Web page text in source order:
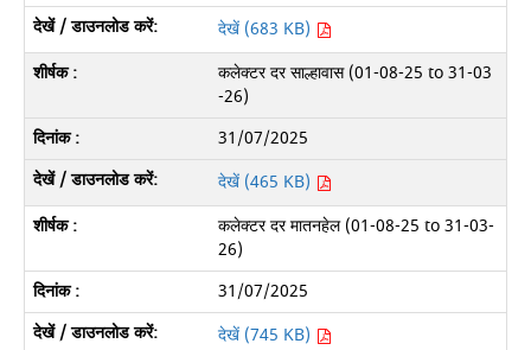
देखें (683 KB)
कलेक्टर दर साल्हावास (01-08-25 to 31-03
-26)
31/07/2025
देखें (465 KB)
कलेक्टर दर मातनहेल (01-08-25 to 31-03-
26)
31/07/2025
देखें (745 KB)